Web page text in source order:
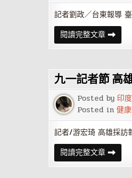
跨
世
代
永
續
環
境
動，
記者劉政／台東報導
閱讀完整文章114
學
年
學
日，
教
育
處
長
入
校
園
參
與
友
善
九一記者節 高
Posted by 印
Posted in 健
記者/游宏琦 高雄採訪
閱讀完整文章九
一
記